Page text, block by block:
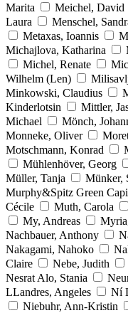
Marita
Meichel, David
Laura
Menschel,
Metaxas, Ioannis
Michajlova, Katharina
Michel, Renate
Wilhelm (Len)
Minkowski, Claudius
Kinderlotsin
Mittler,
Michael
Mönch,
Monneke, Oliver
Motschmann, Konrad
Mühlenhöver, Georg
Müller, Tanja
Münker,
Murphy&Spitz Green
Cécile
Muth, Carola
My, Andreas
Nachbauer, Anthony
Nakagami, Nahoko
Claire
Nebe, Judith
Nesrat Alo, Stania
LLandres, Angeles
Ní
Niebuhr, Ann-Kristin